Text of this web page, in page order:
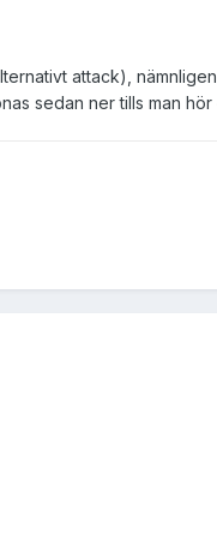
attack), nämnligen
tonas sedan ner tills